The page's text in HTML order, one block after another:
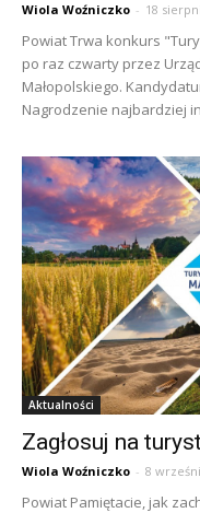
Wiola Woźniczko - 18
Powiat Trwa konkurs
po raz czwarty przez
Małopolskiego.
Nagrodzenie najbardziej
Aktualności
Zagłosuj na
Wiola Woźniczko - 8
Powiat Pamiętacie, jak